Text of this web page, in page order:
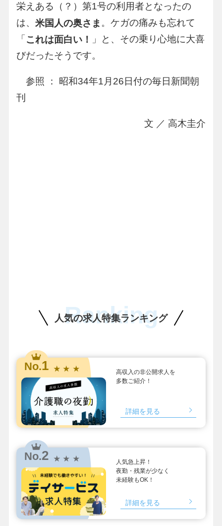
栄えある（？）第1号の利用者となったの
は、 米国人の奥さま 。ケガの痛みも忘れて
「 これは面白い！
」と、その乗り心地に大喜
びだったそうです。
参照 ： 昭和34年1月26日付の毎日新聞朝
刊
文 ／ 高木圭介
人気の求人特集ランキング
Ranking
No.1 ★ ★ ★
高収入の非公開求人を
多数ご紹介！
詳細を見る
No.2 ★ ★ ★
人気急上昇！
夜勤・残業が少なく
未経験もOK！
詳細を見る